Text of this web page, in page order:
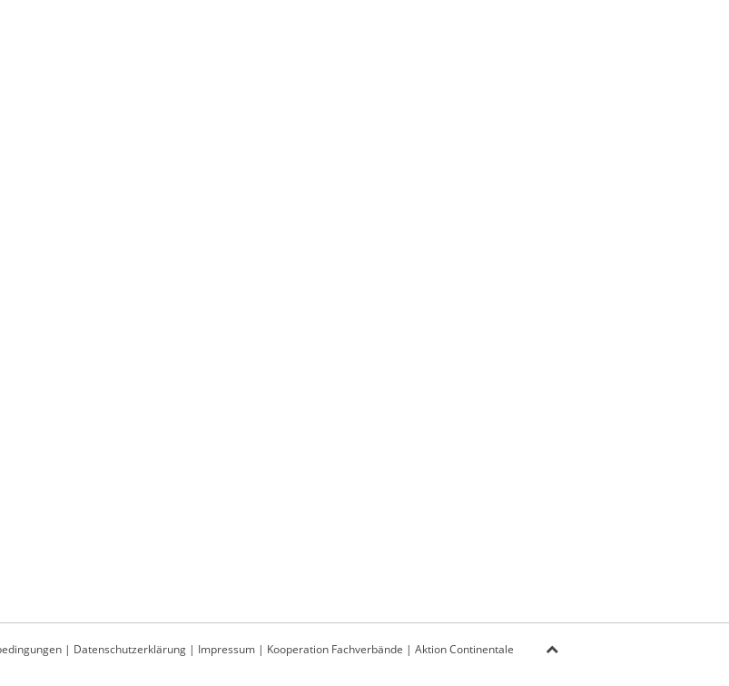
| Datenschutzerklärung| Impressum| Kooperation Fachverbände | Aktion Continentale